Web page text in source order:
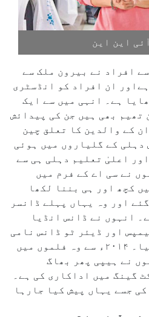
این این
افراد نے بیرون ملک سے
ان افراد کو انڈسٹری
ہے۔ انہی میں سے ایک
تھیم بھی ہیں جن کی پیدائش
کے والدین کا تعلق چین
دہلی کے گلیاروں میں ہوئی
اعلیٰ تعلیم دہلی ہی سے
نے سی اے کے فرم میں
کچھ اور ہی بننا لکھا
اور وہ یہاں پہلے ڈانسر
انہوں نے ڈانس انڈیا
اور ڈیئر ٹو ڈانس نامی
ریئلیٹی شوز میں کام کیا۔ ۲۰۱۴ء سے وہ فلموں میں
نے ہیپی پھر بھاگ
گینگ میں اداکاری کی ہے۔
کی جسے یہاں پیش کیا جارہا